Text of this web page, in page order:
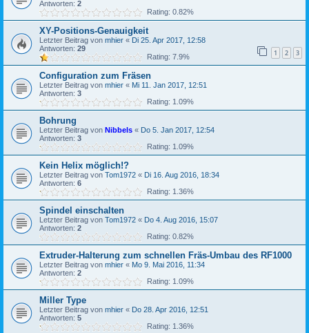
Antworten: 2
Rating: 0.82%
XY-Positions-Genauigkeit
Letzter Beitrag von mhier « Di 25. Apr 2017, 12:58
Antworten: 29 1 2 3
Rating: 7.9%
Configuration zum Fräsen
Letzter Beitrag von mhier « Mi 11. Jan 2017, 12:51
Antworten: 3
Rating: 1.09%
Bohrung
Letzter Beitrag von Nibbels « Do 5. Jan 2017, 12:54
Antworten: 3
Rating: 1.09%
Kein Helix möglich!?
Letzter Beitrag von Tom1972 « Di 16. Aug 2016, 18:34
Antworten: 6
Rating: 1.36%
Spindel einschalten
Letzter Beitrag von Tom1972 « Do 4. Aug 2016, 15:07
Antworten: 2
Rating: 0.82%
Extruder-Halterung zum schnellen Fräs-Umbau des RF1000
Letzter Beitrag von mhier « Mo 9. Mai 2016, 11:34
Antworten: 2
Rating: 1.09%
Miller Type
Letzter Beitrag von mhier « Do 28. Apr 2016, 12:51
Antworten: 5
Rating: 1.36%